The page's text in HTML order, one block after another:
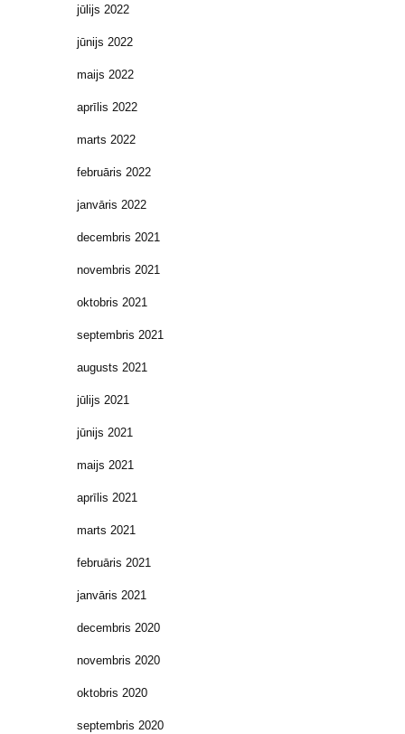
jūlijs 2022
jūnijs 2022
maijs 2022
aprīlis 2022
marts 2022
februāris 2022
janvāris 2022
decembris 2021
novembris 2021
oktobris 2021
septembris 2021
augusts 2021
jūlijs 2021
jūnijs 2021
maijs 2021
aprīlis 2021
marts 2021
februāris 2021
janvāris 2021
decembris 2020
novembris 2020
oktobris 2020
septembris 2020